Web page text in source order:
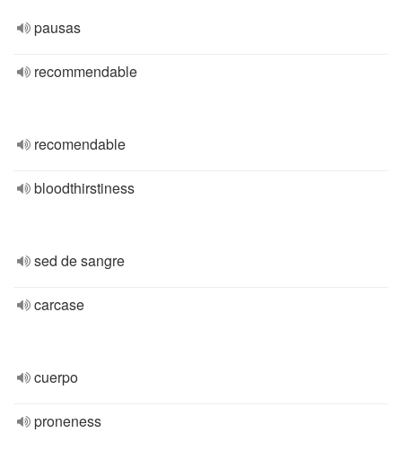
pausas
recommendable
recomendable
bloodthirstiness
sed de sangre
carcase
cuerpo
proneness